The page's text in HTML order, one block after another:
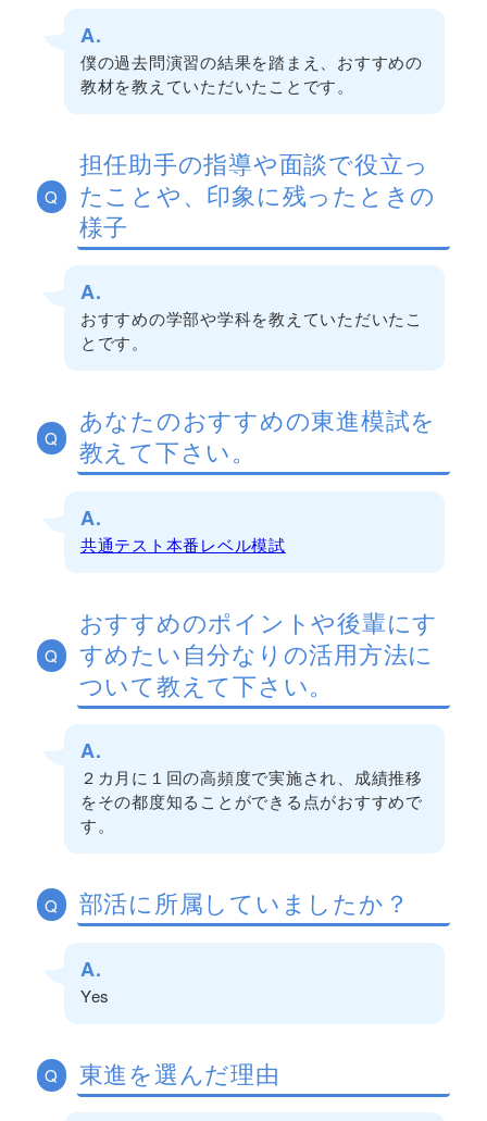
A.
僕の過去問演習の結果を踏まえ、おすすめの
教材を教えていただいたことです。
Q
担任助手の指導や面談で役立っ
たことや、印象に残ったときの
様子
A.
おすすめの学部や学科を教えていただいたこ
とです。
Q
あなたのおすすめの東進模試を
教えて下さい。
A.
共通テスト本番レベル模試
Q
おすすめのポイントや後輩にす
すめたい自分なりの活用方法に
ついて教えて下さい。
A.
２カ月に１回の高頻度で実施され、成績推移
をその都度知ることができる点がおすすめで
す。
Q 部活に所属していましたか？
A.
Yes
Q 東進を選んだ理由